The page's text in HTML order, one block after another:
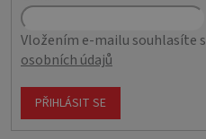
Vložením e-mailu souhlasíte s
osobních údajů
PŘIHLÁSIT SE